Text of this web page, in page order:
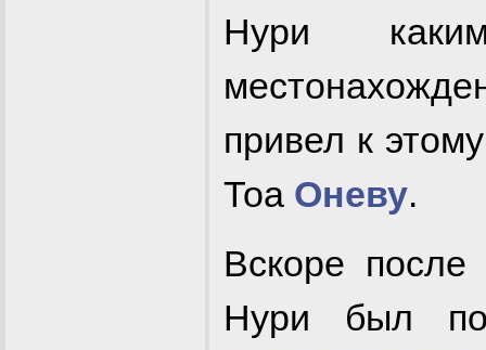
Нури
привел к
Тоа Оневу.
Вскоре
Нури был